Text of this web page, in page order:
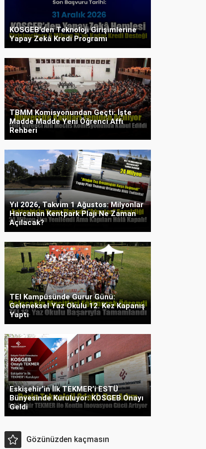
KOSGEB’den Teknoloji Girişimlerine
Yapay Zekâ Kredi Programı
TBMM Komisyonundan Geçti: İşte
Madde Madde Yeni Öğrenci Affı
Rehberi
Yıl 2026, Takvim 1 Ağustos: Milyonlar
Harcanan Kentpark Plajı Ne Zaman
Açılacak?
TEI Kampüsünde Gurur Günü:
Geleneksel Yaz Okulu 12. Kez Kapanış
Yaptı
Eskişehir’in İlk TEKMER’i ESTÜ
Bünyesinde Kuruluyor: KOSGEB Onayı
Geldi
Gözünüzden kaçmasın